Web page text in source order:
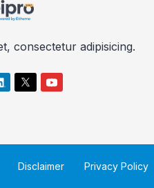
consectetur adipisicing.
Disclaimer Privacy Policy